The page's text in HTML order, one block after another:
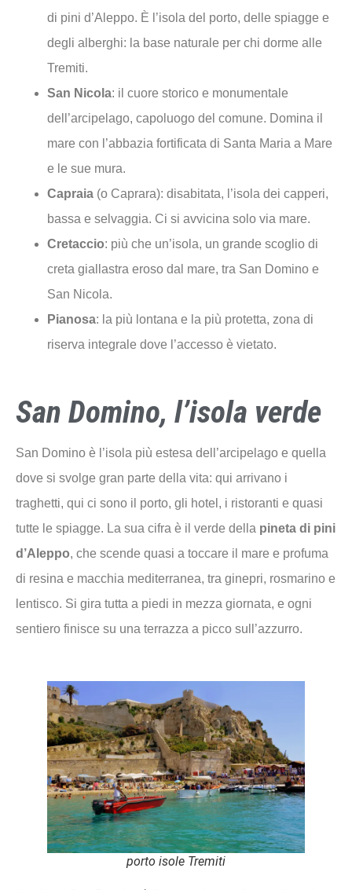
di pini d’Aleppo. È l’isola del porto, delle spiagge e
degli alberghi: la base naturale per chi dorme alle
Tremiti.
San Nicola: il cuore storico e monumentale
dell’arcipelago, capoluogo del comune. Domina il
mare con l’abbazia fortificata di Santa Maria a Mare
e le sue mura.
Capraia (o Caprara): disabitata, l’isola dei capperi,
bassa e selvaggia. Ci si avvicina solo via mare.
Cretaccio: più che un’isola, un grande scoglio di
creta giallastra eroso dal mare, tra San Domino e
San Nicola.
Pianosa: la più lontana e la più protetta, zona di
riserva integrale dove l’accesso è vietato.
San Domino, l’isola verde
San Domino è l’isola più estesa dell’arcipelago e quella
dove si svolge gran parte della vita: qui arrivano i
traghetti, qui ci sono il porto, gli hotel, i ristoranti e quasi
tutte le spiagge. La sua cifra è il verde della pineta di pini
d’Aleppo, che scende quasi a toccare il mare e profuma
di resina e macchia mediterranea, tra ginepri, rosmarino e
lentisco. Si gira tutta a piedi in mezza giornata, e ogni
sentiero finisce su una terrazza a picco sull’azzurro.
porto isole Tremiti